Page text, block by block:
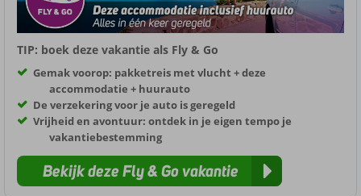
TIP: boek deze vakantie als Fly & Go
Gemak voorop: pakketreis met vlucht + deze
accommodatie + huurauto
De verzekering voor je auto is geregeld
Vrijheid en avontuur: ontdek in je eigen tempo je
vakantiebestemming
Bekijk deze Fly & Go vakantie